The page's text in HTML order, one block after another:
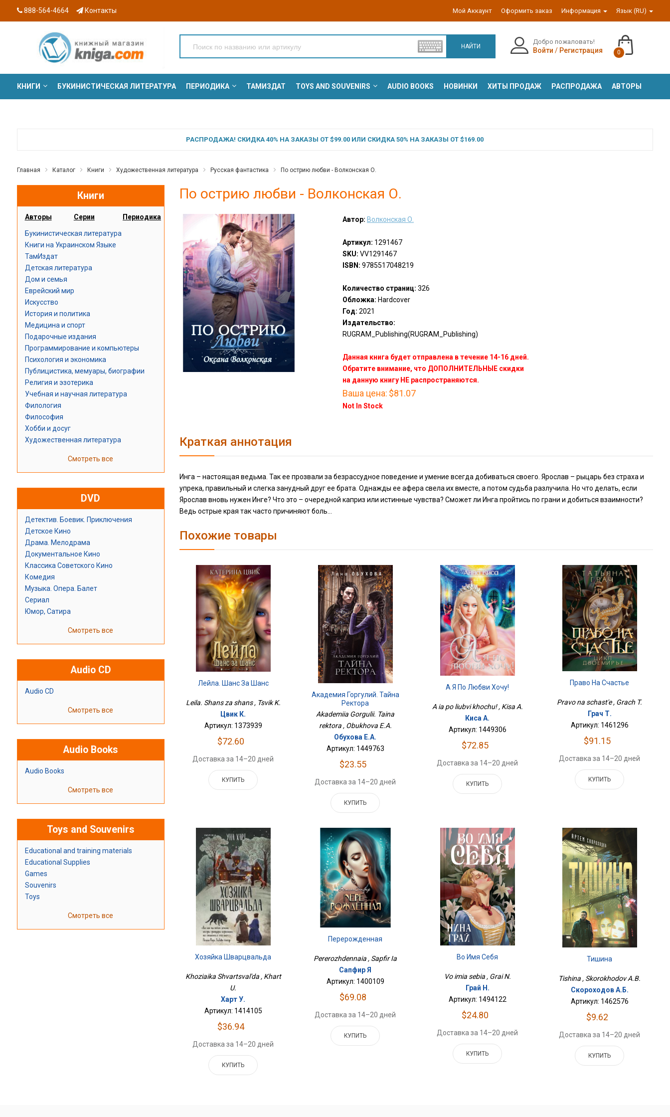
888-564-4664 Контакты Мой Аккаунт Оформить заказ Информация Язык (RU)
НАЙТИ
Добро пожаловать!
Войти / Регистрация 0
КНИГИ БУКИНИСТИЧЕСКАЯ ЛИТЕРАТУРА ПЕРИОДИКА ТАМИЗДАТ TOYS AND SOUVENIRS AUDIO BOOKS НОВИНКИ ХИТЫ ПРОДАЖ РАСПРОДАЖА АВТОРЫ
РАСПРОДАЖА! СКИДКА 40% НА ЗАКАЗЫ ОТ $99.00 ИЛИ СКИДКА 50% НА ЗАКАЗЫ ОТ $169.00
Главная Каталог Книги Художественная литература Русская фантастика По острию любви - Волконская О.
Книги
Авторы Серии Периодика
Букинистическая литература
Книги на Украинском Языке
ТамИздат
Детская литература
Дом и семья
Еврейский мир
Искусство
История и политика
Медицина и спорт
Подарочные издания
Программирование и компьютеры
Психология и экономика
Публицистика, мемуары, биографии
Религия и эзотерика
Учебная и научная литература
Филология
Философия
Хобби и досуг
Художественная литература
Смотреть все
DVD
Детектив. Боевик. Приключения
Детское Кино
Драма. Мелодрама
Документальное Кино
Классика Советского Кино
Комедия
Музыка. Опера. Балет
Сериал
Юмор, Сатира
Смотреть все
Audio CD
Audio CD
Смотреть все
Audio Books
Audio Books
Смотреть все
Toys and Souvenirs
Educational and training materials
Educational Supplies
Games
Souvenirs
Toys
Смотреть все
По острию любви - Волконская О.
Автор: Волконская О.
Артикул: 1291467
SKU: VV1291467
ISBN: 9785517048219
Количество страниц: 326
Обложка: Hardcover
Год: 2021
Издательство:
RUGRAM_Publishing(RUGRAM_Publishing)
Данная книга будет отправлена в течение 14-16 дней.
Обратите внимание, что ДОПОЛНИТЕЛЬНЫЕ скидки
на данную книгу НЕ распространяются.
Ваша цена: $81.07
Not In Stock
Краткая аннотация
Инга – настоящая ведьма. Так ее прозвали за безрассудное поведение и умение всегда добиваться своего. Ярослав – рыцарь без страха и
упрека, правильный и слегка занудный друг ее брата. Однажды ее афера свела их вместе, а потом судьба разлучила. Но что делать, если
Ярослав вновь нужен Инге? Что это – очередной каприз или истинные чувства? Сможет ли Инга пройтись по грани и добиться взаимности?
Ведь острые края так часто причиняют боль...
Похожие товары
Лейла. Шанс За Шанс
Leila. Shans za shans , Tsvik K.
Цвик К.
Артикул: 1373939
$72.60
Доставка за 14–20 дней
КУПИТЬ
Академия Горгулий. Тайна
Ректора
Akademiia Gorgulii. Taina
rektora , Obukhova E.A.
Обухова Е.А.
Артикул: 1449763
$23.55
Доставка за 14–20 дней
КУПИТЬ
А Я По Любви Хочу!
A ia po liubvi khochu! , Kisa A.
Киса А.
Артикул: 1449306
$72.85
Доставка за 14–20 дней
КУПИТЬ
Право На Счастье
Pravo na schast'e , Grach T.
Грач Т.
Артикул: 1461296
$91.15
Доставка за 14–20 дней
КУПИТЬ
Хозяйка Шварцвальда
Khoziaika Shvartsval'da , Khart
U.
Харт У.
Артикул: 1414105
$36.94
Доставка за 14–20 дней
КУПИТЬ
Перерожденная
Pererozhdennaia , Sapfir Ia
Сапфир Я
Артикул: 1400109
$69.08
Доставка за 14–20 дней
КУПИТЬ
Во Имя Себя
Vo imia sebia , Grai N.
Грай Н.
Артикул: 1494122
$24.80
Доставка за 14–20 дней
КУПИТЬ
Тишина
Tishina , Skorokhodov A.B.
Скороходов А.Б.
Артикул: 1462576
$9.62
Доставка за 14–20 дней
КУПИТЬ